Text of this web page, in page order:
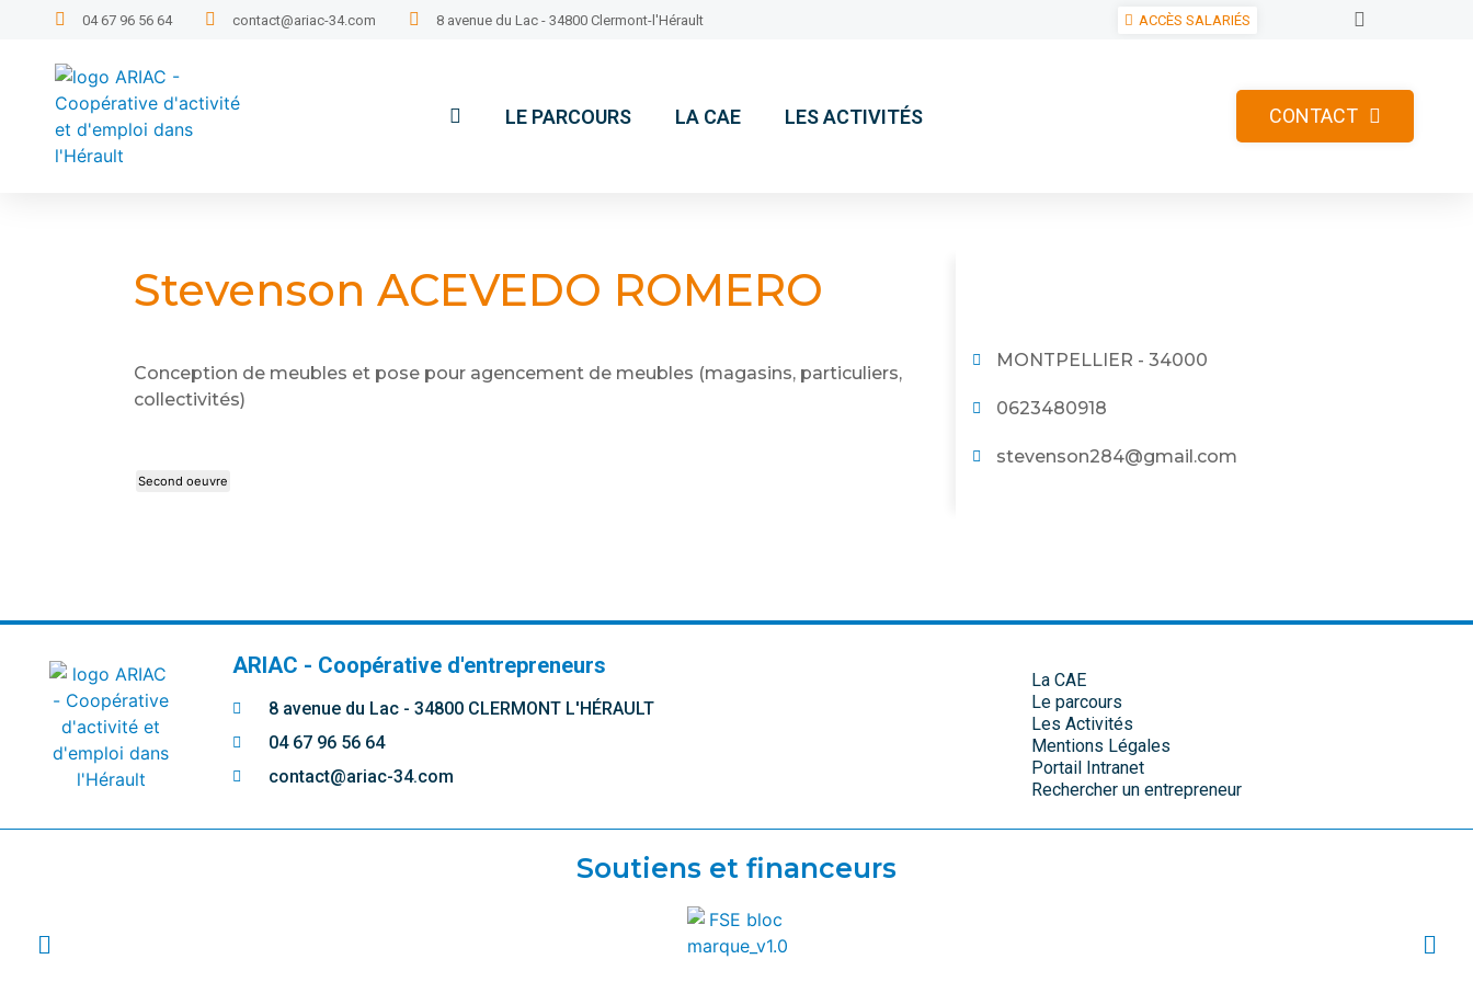
04 67 96 56 64 contact@ariac-34.com 8 avenue du Lac - 34800 Clermont-l'Hérault ACCÈS SALARIÉS
LE PARCOURS LA CAE LES ACTIVITÉS CONTACT
Stevenson ACEVEDO ROMERO
Conception de meubles et pose pour agencement de meubles (magasins, particuliers,
collectivités)
Second oeuvre
MONTPELLIER - 34000
0623480918
stevenson284@gmail.com
ARIAC - Coopérative d'entrepreneurs
8 avenue du Lac - 34800 CLERMONT L'HÉRAULT
04 67 96 56 64
contact@ariac-34.com
La CAE
Le parcours
Les Activités
Mentions Légales
Portail Intranet
Rechercher un entrepreneur
Soutiens et financeurs